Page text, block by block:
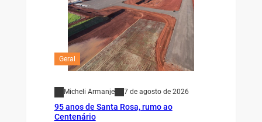
Geral
Micheli Armanje 7 de agosto de 2026
95 anos de Santa Rosa, rumo ao
Centenário